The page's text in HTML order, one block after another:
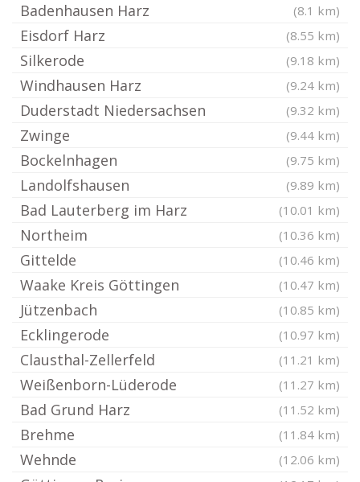
Badenhausen Harz (8.1 km)
Eisdorf Harz (8.55 km)
Silkerode (9.18 km)
Windhausen Harz (9.24 km)
Duderstadt Niedersachsen (9.32 km)
Zwinge (9.44 km)
Bockelnhagen (9.75 km)
Landolfshausen (9.89 km)
Bad Lauterberg im Harz (10.01 km)
Northeim (10.36 km)
Gittelde (10.46 km)
Waake Kreis Göttingen (10.47 km)
Jützenbach (10.85 km)
Ecklingerode (10.97 km)
Clausthal-Zellerfeld (11.21 km)
Weißenborn-Lüderode (11.27 km)
Bad Grund Harz (11.52 km)
Brehme (11.84 km)
Wehnde (12.06 km)